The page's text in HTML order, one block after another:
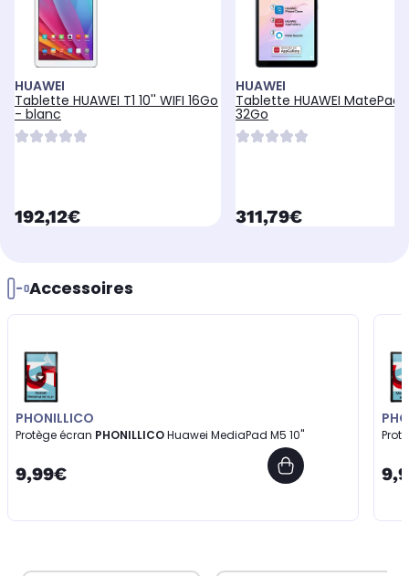
HUAWEI
Tablette HUAWEI T1 10'' WIFI 16Go
- blanc
currentPrice
192,12€
HUAWEI
Tablette HUAWEI MatePad
32Go
currentPrice
311,79€
Accessoires
PHONILLICO
Protège écran PHONILLICOHuawei MediaPad M5 10"
9,99€